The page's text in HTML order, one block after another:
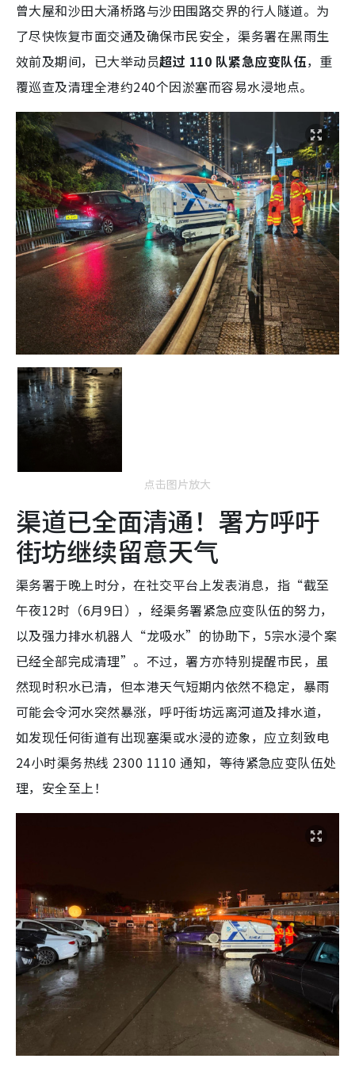
曾大屋和沙田大涌桥路与沙田围路交界的行人隧道。为
了尽快恢复市面交通及确保市民安全，渠务署在黑雨生
效前及期间，已大举动员超过 110 队紧急应变队伍，重
覆巡查及清理全港约240个因淤塞而容易水浸地点。
点击图片放大
渠道已全面清通！署方呼吁
街坊继续留意天气
渠务署于晚上时分，在社交平台上发表消息，指“截至
午夜12时（6月9日），经渠务署紧急应变队伍的努力，
以及强力排水机器人“龙吸水”的协助下，5宗水浸个案
已经全部完成清理”。不过，署方亦特别提醒市民，虽
然现时积水已清，但本港天气短期内依然不稳定，暴雨
可能会令河水突然暴涨，呼吁街坊远离河道及排水道，
如发现任何街道有出现塞渠或水浸的迹象，应立刻致电
24小时渠务热线 2300 1110 通知，等待紧急应变队伍处
理，安全至上！